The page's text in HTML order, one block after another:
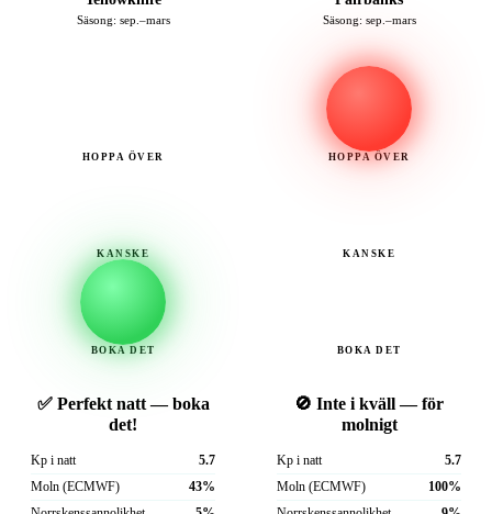
Säsong: sep.–mars
HOPPA ÖVER
KANSKE
BOKA DET
✅ Perfekt natt — boka
det!
Kp i natt
5.7
Moln (ECMWF)
43%
Säsong: sep.–mars
HOPPA ÖVER
KANSKE
BOKA DET
🚫 Inte i kväll — för
molnigt
Kp i natt
5.7
Moln (ECMWF)
100%